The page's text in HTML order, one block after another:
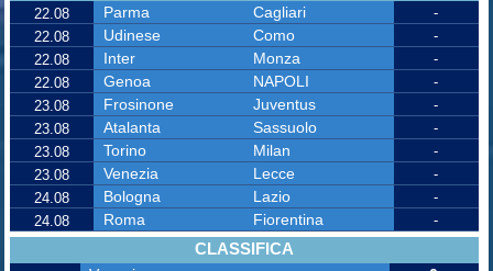
22.08 Parma Cagliari
-
22.08
Udinese Como
-
22.08
Inter Monza
-
22.08
Genoa NAPOLI
-
23.08
Frosinone Juventus
-
23.08
Atalanta Sassuolo
-
23.08
Torino Milan
-
23.08
Venezia Lecce
-
24.08
Bologna Lazio
-
24.08
Roma Fiorentina -
CLASSIFICA